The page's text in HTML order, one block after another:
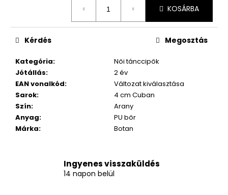
KOSÁRBA
Kategória:
Női tánccipők
Jótállás:
2 év
EAN vonalkód:
Változat kiválasztása
Sarok:
4 cm Cuban
Szín:
Arany
Anyag:
PU bőr
Márka: Botan
Kérdés Megosztás
Ingyenes visszaküldés
14 napon belül